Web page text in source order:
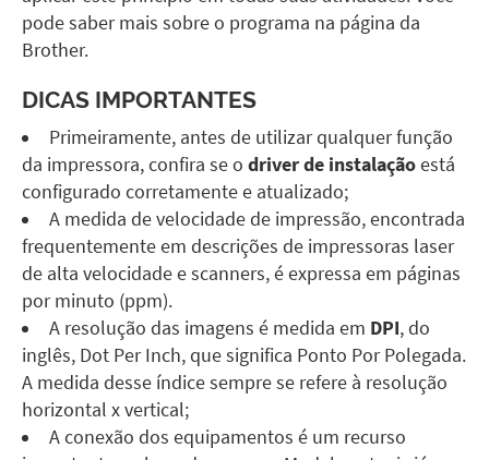
pode saber mais sobre o programa na página da
Brother.
DICAS IMPORTANTES
Primeiramente, antes de utilizar qualquer função
da impressora, confira se o driver de instalaçãoestá
configurado corretamente e atualizado;
A medida de velocidade de impressão, encontrada
frequentemente em descrições de impressoras laser
de alta velocidade e scanners, é expressa em páginas
por minuto (ppm).
A resolução das imagens é medida em DPI, do
inglês, Dot Per Inch, que significa Ponto Por Polegada.
A medida desse índice sempre se refere à resolução
horizontal x vertical;
A conexão dos equipamentos é um recurso